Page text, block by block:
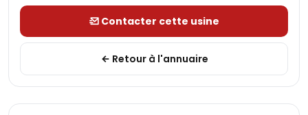
Contacter cette usine
Retour à l'annuaire